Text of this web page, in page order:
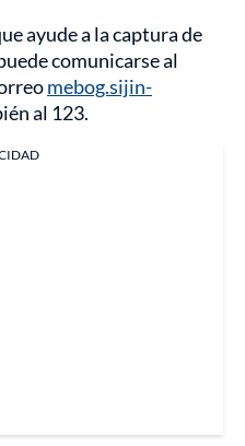
ayude a la captura de
comunicarse al
mebog.sijin-
al 123.